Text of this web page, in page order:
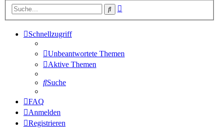
Suche
Schnellzugriff
Unbeantwortete Themen
Aktive Themen
Suche
FAQ
Anmelden
Registrieren